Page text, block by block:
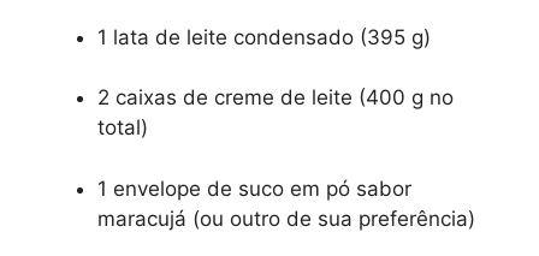
1 lata de leite condensado (395 g)
2 caixas de creme de leite (400 g no
total)
1 envelope de suco em pó sabor
maracujá (ou outro de sua preferência)